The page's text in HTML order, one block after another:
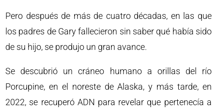
Pero después de más de cuatro décadas, en las que
los padres de Gary fallecieron sin saber qué había sido
de su hijo, se produjo un gran avance.
Se descubrió un cráneo humano a orillas del río
Porcupine, en el noreste de Alaska, y más tarde, en
2022, se recuperó ADN para revelar que pertenecía a